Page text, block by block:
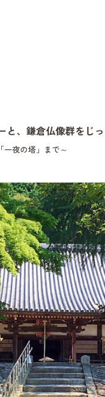
と、鎌倉仏像群をじ
一夜の塔」まで～